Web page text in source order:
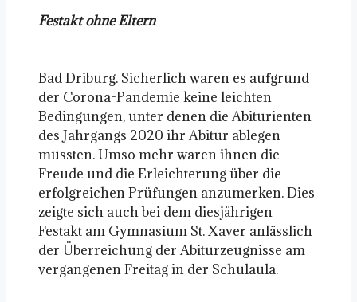
Festakt ohne Eltern
Bad Driburg. Sicherlich waren es aufgrund
der Corona-Pandemie keine leichten
Bedingungen, unter denen die Abiturienten
des Jahrgangs 2020 ihr Abitur ablegen
mussten. Umso mehr waren ihnen die
Freude und die Erleichterung über die
erfolgreichen Prüfungen anzumerken. Dies
zeigte sich auch bei dem diesjährigen
Festakt am Gymnasium St. Xaver anlässlich
der Überreichung der Abiturzeugnisse am
vergangenen Freitag in der Schulaula.